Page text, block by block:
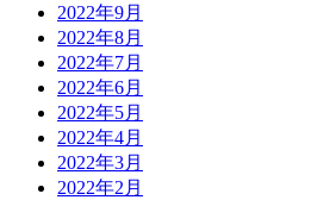
2022年9月
2022年8月
2022年7月
2022年6月
2022年5月
2022年4月
2022年3月
2022年2月